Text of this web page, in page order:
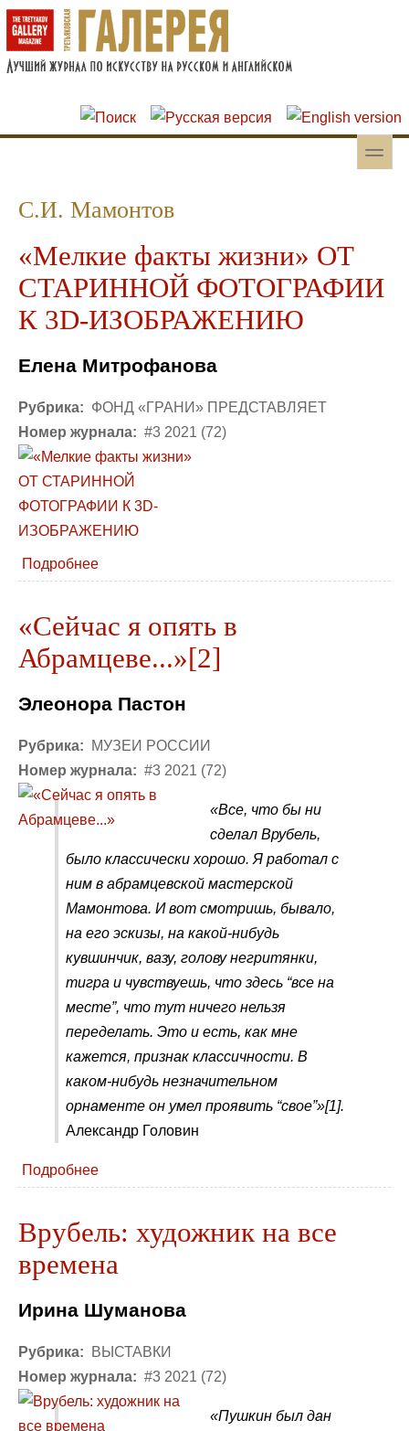
Перейти к основному содержанию
Skip to search
toggle
С.И. Мамонтов
«Мелкие факты жизни» ОТ
СТАРИННОЙ ФОТОГРАФИИ
К 3D-ИЗОБРАЖЕНИЮ
Елена Митрофанова
Рубрика: ФОНД «ГРАНИ» ПРЕДСТАВЛЯЕТ
Номер журнала: #3 2021 (72)
Подробнее
«Сейчас я опять в
Абрамцеве...»[2]
Элеонора Пастон
Рубрика:
МУЗЕИ РОССИИ
Номер журнала: #3 2021 (72)
«Все, что бы ни
сделал Врубель,
было классически хорошо. Я работал с
ним в абрамцевской мастерской
Мамонтова. И вот смотришь, бывало,
на его эскизы, на какой-нибудь
кувшинчик, вазу, голову негритянки,
тигра и чувствуешь, что здесь “все на
месте”, что тут ничего нельзя
переделать. Это и есть, как мне
кажется, признак классичности. В
каком-нибудь незначительном
орнаменте он умел проявить “свое”»[1].
Александр Головин
Подробнее
Врубель: художник на все
времена
Ирина Шуманова
Рубрика:
ВЫСТАВКИ
Номер журнала: #3 2021 (72)
«Пушкин был дан